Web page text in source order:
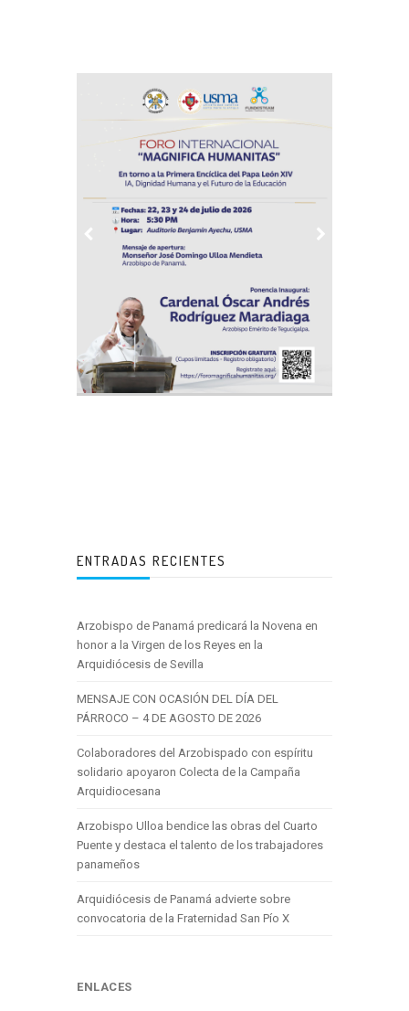
ENTRADAS RECIENTES
Arzobispo de Panamá predicará la Novena en
honor a la Virgen de los Reyes en la
Arquidiócesis de Sevilla
MENSAJE CON OCASIÓN DEL DÍA DEL
PÁRROCO – 4 DE AGOSTO DE 2026
Colaboradores del Arzobispado con espíritu
solidario apoyaron Colecta de la Campaña
Arquidiocesana
Arzobispo Ulloa bendice las obras del Cuarto
Puente y destaca el talento de los trabajadores
panameños
Arquidiócesis de Panamá advierte sobre
convocatoria de la Fraternidad San Pío X
ENLACES